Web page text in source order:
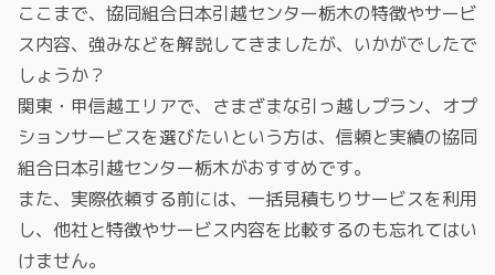
ここまで、協同組合日本引越センター栃木の特徴やサービ
ス内容、強みなどを解説してきましたが、いかがでしたで
しょうか？
関東・甲信越エリアで、さまざまな引っ越しプラン、オプ
ションサービスを選びたいという方は、信頼と実績の協同
組合日本引越センター栃木がおすすめです。
また、実際依頼する前には、一括見積もりサービスを利用
し、他社と特徴やサービス内容を比較するのも忘れてはい
けません。